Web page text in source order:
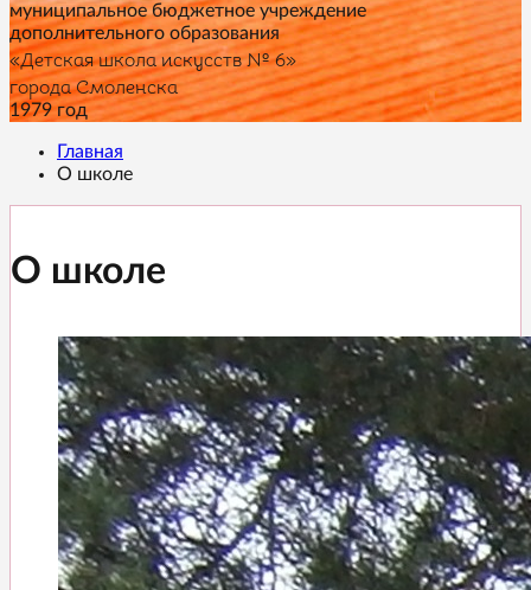
муниципальное бюджетное учреждение
дополнительного образования
«Детская школа искусств № 6»
города Смоленска
1979 год
Главная
О школе
О школе